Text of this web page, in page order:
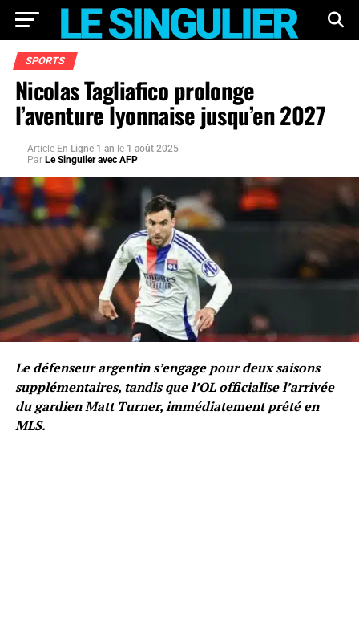
SPORTS
Nicolas Tagliafico prolonge
l’aventure lyonnaise jusqu’en 2027
Article En Ligne 1 an le 1 août 2025
Par Le Singulier avec AFP
Le défenseur argentin s’engage pour deux saisons
supplémentaires, tandis que l’OL officialise l’arrivée
du gardien Matt Turner, immédiatement prêté en
MLS.